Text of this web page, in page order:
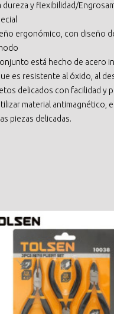
dureza y flexibilidad/
ergonómico, con diseño
está hecho de acero
es resistente al óxido, al
delicados con facilidad y
material antimagnético,
piezas delicadas.